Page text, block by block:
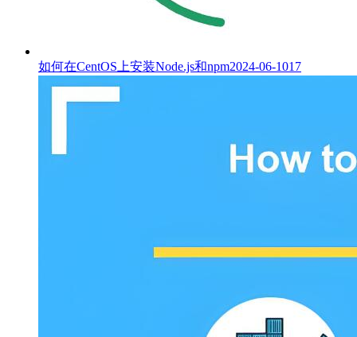
如何在CentOS上安装Node.js和npm2024-06-1017